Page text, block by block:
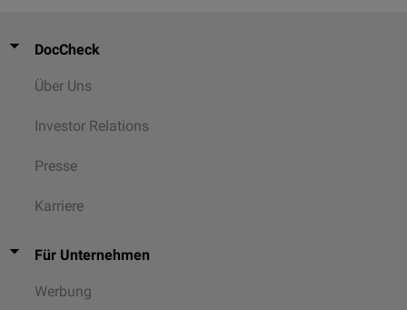
DocCheck
Über Uns
Investor Relations
Presse
Karriere
Für Unternehmen
Werbung